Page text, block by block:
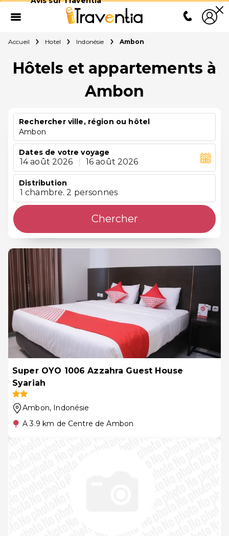
Accueil Hotel Indonésie Ambon
Hôtels et appartements à
Ambon
Rechercher ville, région ou hôtel
Ambon
Dates de votre voyage
14 août 2026 16 août 2026
Distribution
1 chambre. 2 personnes
Chercher
Super OYO 1006 Azzahra Guest House
Syariah
Ambon, Indonésie
A 3.9 km de Centre de Ambon